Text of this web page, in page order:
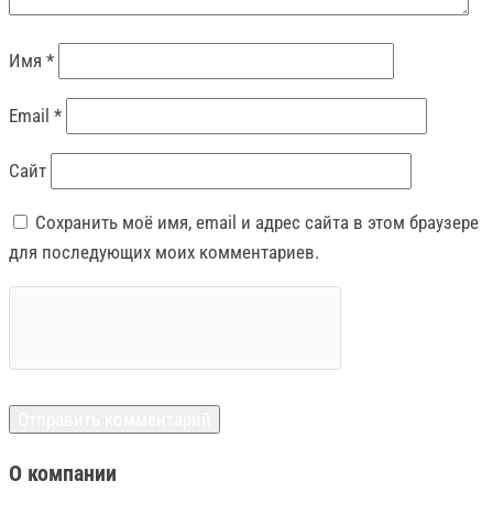
Имя *
Email *
Сайт
Сохранить моё имя, email и адрес сайта в этом браузере
для последующих моих комментариев.
О компании